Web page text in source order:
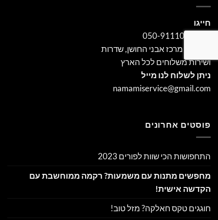
חייגו
מרכז אבני החושן, שדרות
ושירות משלוחים לכל הארץ
ניתן לשלוח לנו מייל
namamiservice@gmail.com
פוסטים אחרונים
התחפושות הכי שוות לפורים 2023
מחפשים מתנות עם משמעות? רקמה ממוחשבת עם
הקדשה אישית!
חוגגים טקס חאלקה? מזל טוב!